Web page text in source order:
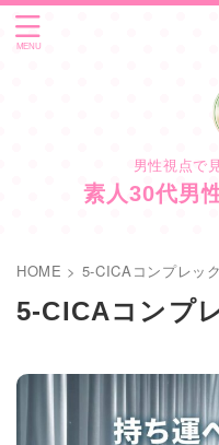
男性視点で
素人30代男
HOME > 5-CICAコンプレッ
5-CICAコンプ